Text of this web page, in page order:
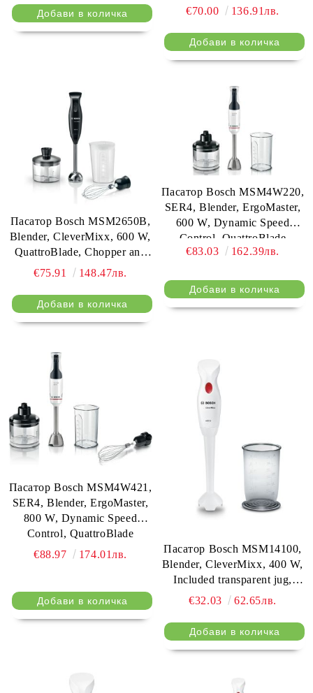
body, die-cast aluminum
clamps, juice outlet with drip-
Control, QuattroBlade
Measuring cup, White
€70.00 136.91лв.
Пасатор Bosch MSM2650B,
Blender, CleverMixx, 600 W,
QuattroBlade, Chopper and
blender included, Stainless
mixing/measuring cup with
lid, Black, anthracite
€75.91 148.47лв.
Пасатор Bosch MSM4W220,
SER4, Blender, ErgoMaster,
600 W, Dynamic Speed
Control, QuattroBlade
System, Included Blender,
White
€83.03 162.39лв.
Пасатор Bosch MSM4W421,
SER4, Blender, ErgoMaster,
800 W, Dynamic Speed
Control, QuattroBlade
System, Included Blender,
White
€88.97 174.01лв.
Пасатор Bosch MSM14100,
Blender, CleverMixx, 400 W,
Included transparent jug,
White, deep red
€32.03 62.65лв.